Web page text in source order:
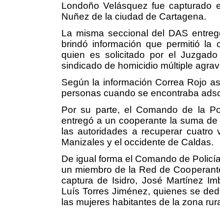
Londoño Velásquez fue capturado
Nuñez de la ciudad de Cartagena.
La misma seccional del DAS
brindó información que permitió la
quien es solicitado por el
sindicado de homicidio múltiple
Según la información Correa Rojo
personas cuando se encontraba
Por su parte, el Comando de la
entregó a un cooperante la suma
las autoridades a recuperar
Manizales y el occidente de Caldas.
De igual forma el Comando de
un miembro de la Red de
captura de Isidro, José Martínez
Luís Torres Jiménez, quienes se
las mujeres habitantes de la zona